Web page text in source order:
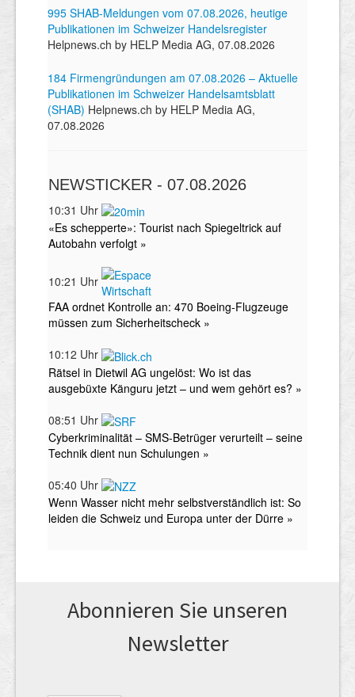
Abonnieren Sie unseren
News­letter